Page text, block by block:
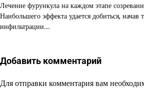
Лечение фурункула на каждом этапе
Наибольшего эффекта удается добиться, начав
инфильтрации.…
Добавить комментарий
Для отправки комментария вам